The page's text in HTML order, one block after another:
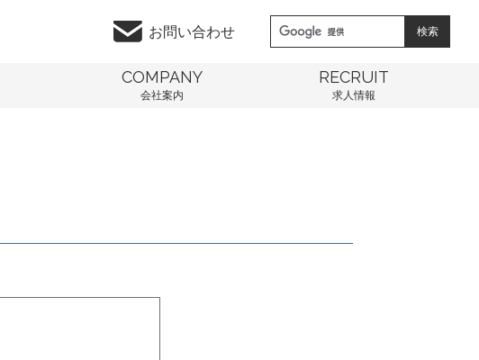
お問い合わせ
COMPANY
会社案内
RECRUIT
求人情報